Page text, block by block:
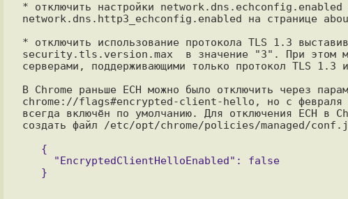
* отключить настройки network.dns.echconfig.enabled
network.dns.http3_echconfig.enabled на странице
* отключить использование протокола TLS 1.3
security.tls.version.max  в значение "3". При этом
серверами, поддерживающими только протокол TLS 1.3
В Chrome раньше ECH можно было отключить через
chrome://flags#encrypted-client-hello, но с февраля
всегда включён по умолчанию. Для отключения ECH в
создать файл /etc/opt/chrome/policies/managed/